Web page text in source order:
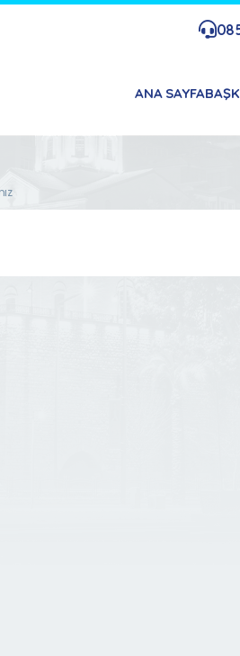
ANA SAYFA